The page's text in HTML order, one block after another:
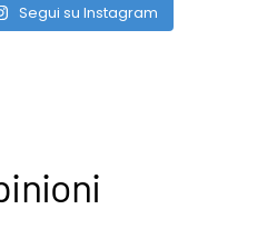
Segui su Instagram